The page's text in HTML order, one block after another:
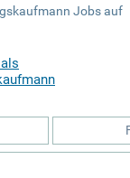
Jobs auf